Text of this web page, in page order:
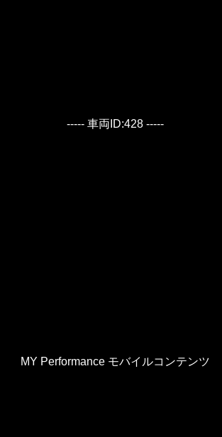
----- 車両ID:428 -----
MY Performance モバイルコンテンツ